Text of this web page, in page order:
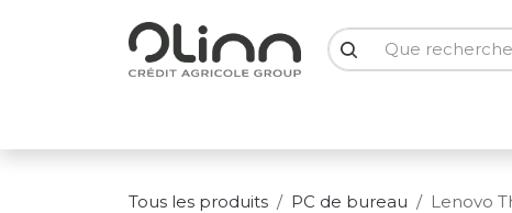
Tous les produits PC de bureau Lenovo